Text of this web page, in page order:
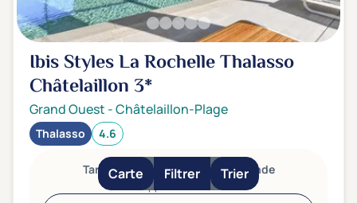
Ibis Styles La Rochelle Thalasso
Châtelaillon 3*
Grand Ouest -Châtelaillon-Plage
Thalasso 4.6
Tarifs et informations sur demande
Appelez-nous !
Carte Filtrer Trier